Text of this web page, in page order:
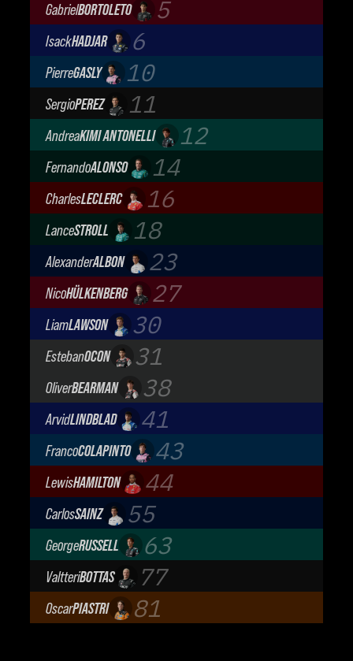
GabrielBORTOLETO 5
Audi Revolut F1 Team
IsackHADJAR 6
Oracle Red Bull Racing
PierreGASLY 10
BWT Alpine Formula One Team
SergioPEREZ 11
Cadillac Formula 1 Team
AndreaKIMI ANTONELLI 12
Mercedes-AMG Petronas F1 Team
FernandoALONSO 14
Aston Martin Aramco F1 Team
CharlesLECLERC 16
Scuderia Ferrari
LanceSTROLL 18
Aston Martin Aramco F1 Team
AlexanderALBON 23
Atlassian Williams F1 Team
NicoHÜLKENBERG 27
Audi Revolut F1 Team
LiamLAWSON 30
Visa Cash App Racing Bulls
EstebanOCON 31
TGR Haas F1 Team
OliverBEARMAN 38
TGR Haas F1 Team
ArvidLINDBLAD 41
Visa Cash App Racing Bulls
FrancoCOLAPINTO 43
BWT Alpine Formula One Team
LewisHAMILTON 44
Scuderia Ferrari
CarlosSAINZ 55
Atlassian Williams F1 Team
GeorgeRUSSELL 63
Mercedes-AMG Petronas F1 Team
ValtteriBOTTAS 77
Cadillac Formula 1 Team
OscarPIASTRI 81